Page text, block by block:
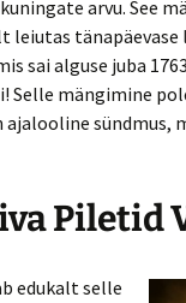
arvu. See
leiutas tänapäevase
sai alguse juba
Selle mängimine
ajalooline sündmus,
Piletid
edukalt selle